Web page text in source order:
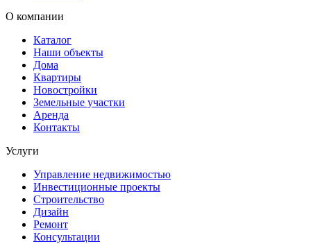
О компании
Каталог
Наши объекты
Дома
Квартиры
Новостройки
Земельные участки
Аренда
Контакты
Услуги
Управление недвижимостью
Инвестиционные проекты
Строительство
Дизайн
Ремонт
Консультации